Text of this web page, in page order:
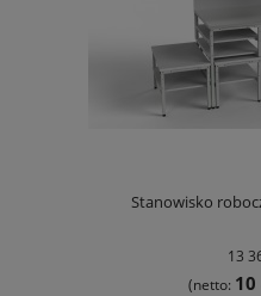
Stanowisko
13
(netto: 10